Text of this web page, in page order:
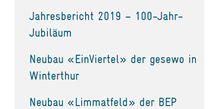
Jahresbericht 2019 – 100-Jahr-
Jubiläum
Neubau «EinViertel» der gesewo in
Winterthur
Neubau «Limmatfeld» der BEP